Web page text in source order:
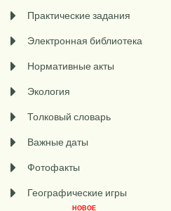
Практические задания
Электронная библиотека
Нормативные акты
Экология
Толковый словарь
Важные даты
Фотофакты
Географические игры
НОВОЕ